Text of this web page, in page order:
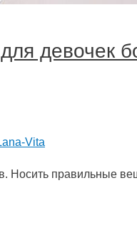
девочек
Vita
Носить правильные